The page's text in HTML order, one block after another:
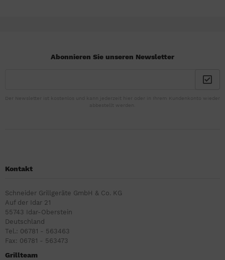
Abonnieren Sie unseren Newsletter
Der Newsletter ist kostenlos und kann jederzeit hier oder in Ihrem Kundenkonto wieder
abbestellt werden.
Kontakt
Schneider Grillgeräte GmbH & Co. KG
Auf der Idar 21
55743 Idar-Oberstein
Deutschland
Tel.: 06781 - 563463
Fax: 06781 - 563473
Grillteam